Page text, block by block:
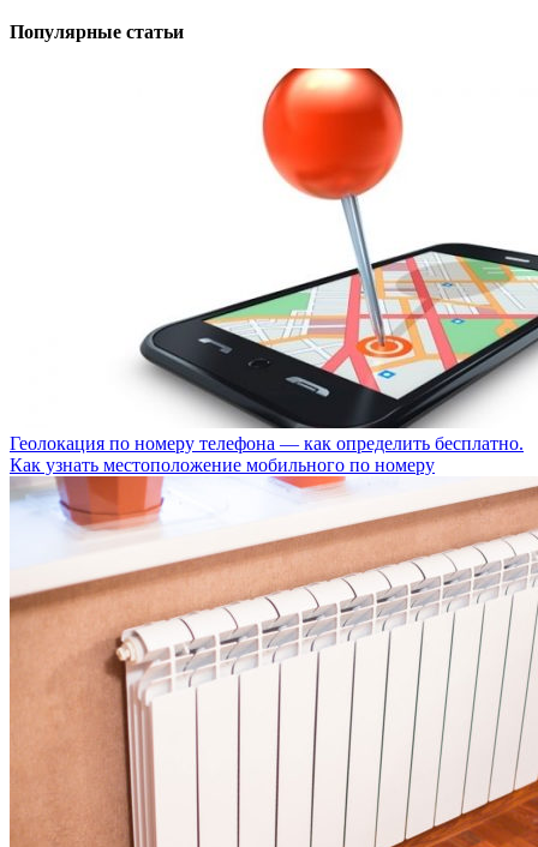
Популярные статьи
Геолокация по номеру телефона — как определить бесплатно.
Как узнать местоположение мобильного по номеру